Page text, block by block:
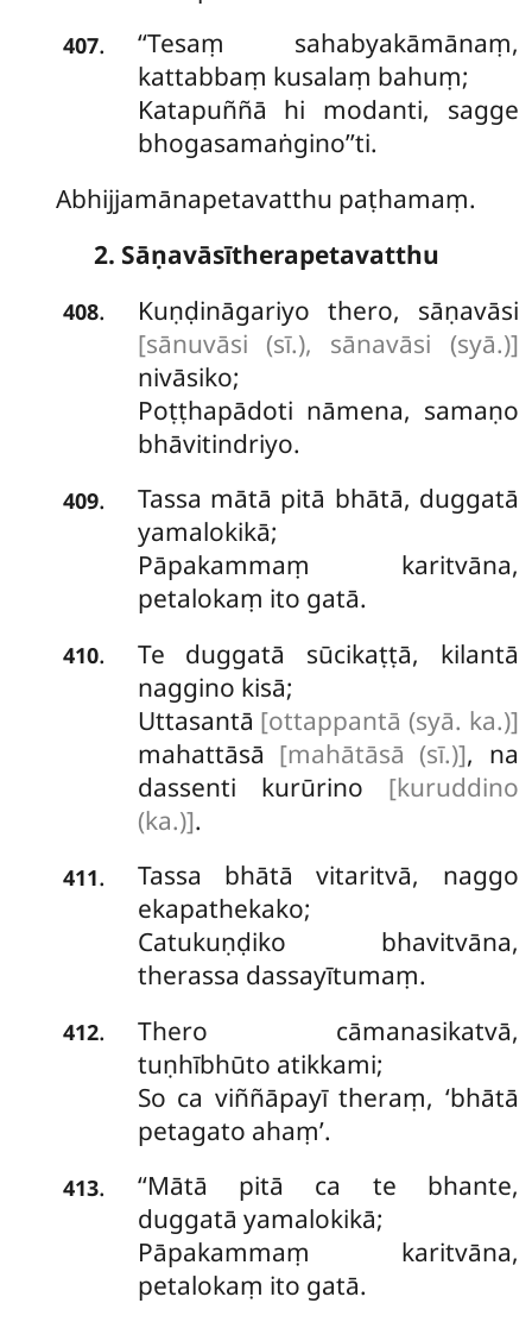
407.
‘‘Tesaṃ sahabyakāmānaṃ,
kattabbaṃ kusalaṃ bahuṃ;
Katapuññā hi modanti, sagge
bhogasamaṅgino’’ti.
Abhijjamānapetavatthu paṭhamaṃ.
2. Sāṇavāsītherapetavatthu
408. Kuṇḍināgariyo thero, sāṇavāsi
[sānuvāsi (sī.), sānavāsi (syā.)]
nivāsiko;
Poṭṭhapādoti nāmena, samaṇo
bhāvitindriyo.
409. Tassa mātā pitā bhātā, duggatā
yamalokikā;
Pāpakammaṃ karitvāna,
petalokaṃ ito gatā.
410. Te duggatā sūcikaṭṭā, kilantā
naggino kisā;
Uttasantā [ottappantā (syā. ka.)]
mahattāsā [mahātāsā (sī.)], na
dassenti kurūrino [kuruddino
(ka.)].
411.
Tassa bhātā vitaritvā, naggo
ekapathekako;
Catukuṇḍiko bhavitvāna,
therassa dassayītumaṃ.
412.
Thero cāmanasikatvā,
tuṇhībhūto atikkami;
So ca viññāpayī theraṃ, ‘bhātā
petagato ahaṃ’.
413. ‘‘Mātā pitā ca te bhante,
duggatā yamalokikā;
Pāpakammaṃ karitvāna,
petalokaṃ ito gatā.